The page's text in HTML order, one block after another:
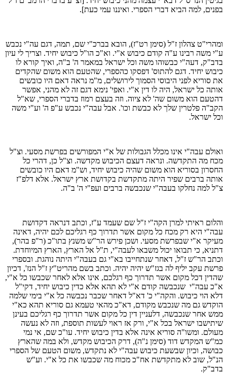
בפנים, למה הביא דברי הספרי. ואיננו עמי כעת].
ומהרי"ט צהלון ז"ל (סימן רט"ז), הובא בברכ"י שם, תמה, דגם עה"י נכבש
ע"י משה רבינו ע"ה קודם כיבוש א"י. וא"כ הו"ל כיבוש יחיד. וצריך לי עיון
בדב"ק, דעה"י כבשוהו משה וכל ישראל במאמר ה' ב"ה, ואיך קורא לו
כיבוש יחיד. דגם להתוס' דפסקו כהספרי, שהטעם הוא משום שהקדים
את סוריא לפני היבוסי הסמוך לירושלים, מ"מ נראה דאם היו כובשים
אותה כל ישראל, היה לו דין א"י. ואפי' נימא דגם זה לא מהני, אפשר
דהטעם הוא משום שה' לא ציוה. וזה בעצם רמוז בדברי הספרי, שא"ל
הקב"ה פלטרין שלך לא כבשת וכו'. אבל עבה"י נכבש ע"פ ה' וע"י משה
וכל ישראל.
ואולם עבה"י אינו מכלל הגבולות של א"י המפורשים בפרשת מסעי. וצ"ל
מכח מה התקדשה. ונראה דעצם הכיבוש מקדשה. וצ"ל כן, דהרי כל
החסרון בסוריא הוא משום שהיה כיבוש יחיד, וש"מ דאם היו כובשים
אותה ברבים שפיר היתה מתקדשת בקדושת ארץ ישראל. אלא דלפ"ז
צ"ל למה נחלקו בעבה"י שנכבשה ברבים ועפ"י ה' ב"ה.
והלום ראיתי למרן הקה"י ז"ל שם שעמד ע"ז, וכתב דנראה דקדושת
עבה"י היא רק מכח כל מקום אשר תדרוך כף רגליכם לכם יהיה, דאינה
מעיקר א"י שבפרשת מסעי. ושכן פירש הר"ש משנץ בתו"כ (ר"פ בהר),
דתניא, כי תבואו יכול משבאו לעבה"י, ת"ל אל הארץ, הארץ המיוחדת.
וכתב הר"ש ז"ל, דאחר שנתחייבו בא"י גם בעבה"י היתה נוהגת. ובספרי
פרשת עקב יליף לה בגז"ש יהיה יהיה. וכתב בשם מהריט"ץ ז"ל הנז', דכיון
שהדין דכל מקום אשר תדרוך כף רגלכם, אינו אלא לאחר שכבשו כל א"י,
א"כ עבה"י שנכבשה קודם א"י לא תהא אלא כדין כיבוש יחיד, דקי"ל
דלא הוי כיבוש. והקה"י כ' דא"ל דאחר שכבר נכבשה כל א"י בימי שלמה
הוקדש גם מה שנכבש מקודם, דא"כ מהאי טעמא גם סוריא תהא כא"י
ממש אחר שנכבשה, דלעניין דין כל מקום אשר תדרוך כף רגליכם בעינן
שיתישבו ישראל בכל א"י, ורק אז ראוי לעשות תוספת, וזה לא נעשה
מעולם. ומשו"ה סוריא אינה אלא בדין כיבוש יחיד. עו"כ שם, אי נמי
כמ"ש המקדש דוד (סימן נ"ה), דרק הכיבוש מקדש, ולא במה שהארץ
כבושה, וכיון שבשעת כיבוש עבה"י לא נתקדש, משום הטעם של הספרי
הנ"ל, שוב לא מתקדשת אח"כ מכוח מה שכבשו את כל א"י. וע"ש
בדב"ק.